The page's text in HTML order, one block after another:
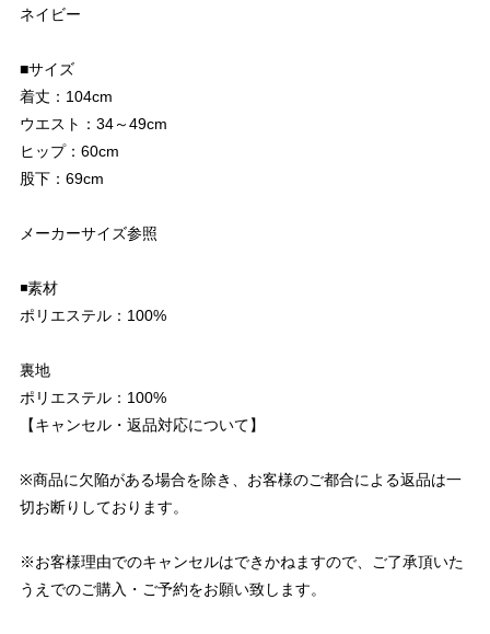
ネイビー
■サイズ
着丈：104cm
ウエスト：34～49cm
ヒップ：60cm
股下：69cm
メーカーサイズ参照
◾️素材
ポリエステル：100%
裏地
ポリエステル：100%
【キャンセル・返品対応について】
※商品に欠陥がある場合を除き、お客様のご都合による返品は一
切お断りしております。
※お客様理由でのキャンセルはできかねますので、ご了承頂いた
うえでのご購入・ご予約をお願い致します。